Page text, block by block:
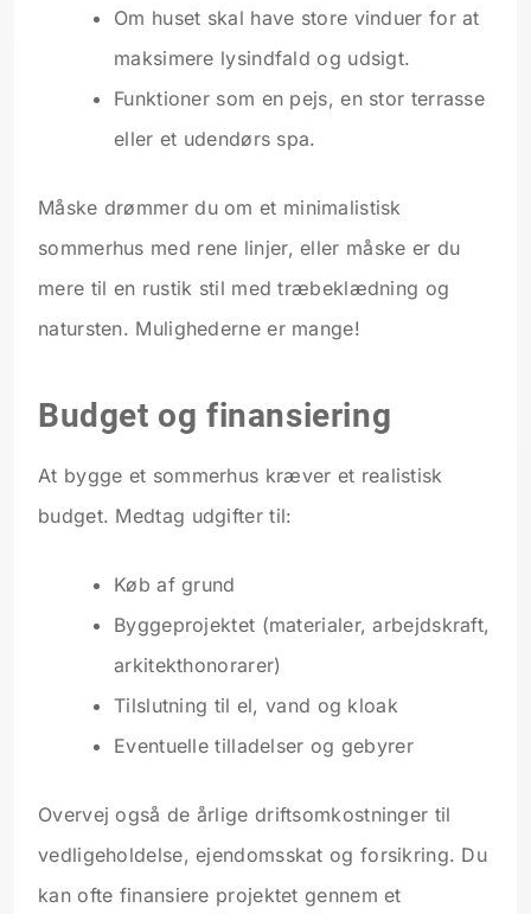
Om huset skal have store vinduer for at
maksimere lysindfald og udsigt.
Funktioner som en pejs, en stor terrasse
eller et udendørs spa.
Måske drømmer du om et minimalistisk
sommerhus med rene linjer, eller måske er du
mere til en rustik stil med træbeklædning og
natursten. Mulighederne er mange!
Budget og finansiering
At bygge et sommerhus kræver et realistisk
budget. Medtag udgifter til:
Køb af grund
Byggeprojektet (materialer, arbejdskraft,
arkitekthonorarer)
Tilslutning til el, vand og kloak
Eventuelle tilladelser og gebyrer
Overvej også de årlige driftsomkostninger til
vedligeholdelse, ejendomsskat og forsikring. Du
kan ofte finansiere projektet gennem et